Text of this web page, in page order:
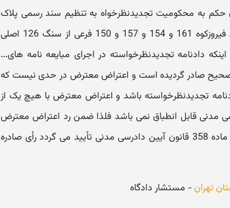
به محکومیت تجدیدنظرخواه به تنظیم سند رسمی پلاک
ثبتی 3167 فرعی از سنگ یک اصلی فیروزکوه 161 و 154 و 157 و 150 فرعی از سنگ 126 اصلی
دادنامه تجدیدنظرخواسته در اجرای مبایعه نامه های...
صادر گردیده است و اعتراض معترض در حدی نیست که
تجدیدنظرخواسته باشد و اعتراض معترض با هیچ یک از
آیین دادرسی مدنی قابل انطباق نمی باشد فلذا ضمن رد اعتراض معترض
دادنامه تجدیدنظرخواسته در اجرای ماده 358 قانون آیین دادرسی مدنی تأیید می گردد رأی صادره
تهران- مستشار دادگاه